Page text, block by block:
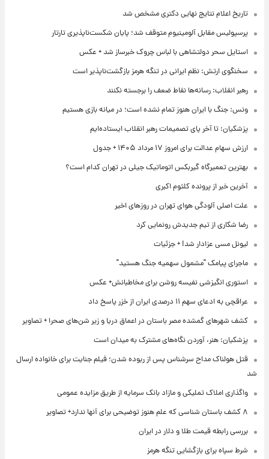
تاریخ اعلام نتایج نهایی دکتری مشخص شد
پرسپولیس مقابل آلومینیوم متوقف شد؛ پایان شکست‌ناپذیری تارتار
استایل سحر دولتشاهی با لباس چروک خبرساز شد + عکس
سخنگوی ارتش: نظم ایرانی در تنگه هرمز بازگشت‌ناپذیر است
رهبر انقلاب: رسانه‌ها نقاط ضعف را برجسته نکنند
ونس: جنگ با ایران هنوز تمام نشده است؛ در میانه بازی هستیم
پزشکیان: تا آخر پای تصمیمات رهبر انقلاب ایستاده‌ایم
ارزش سهام عدالت برای امروز ۱۷ مرداد ۱۴۰۵ + جدول
بهترین تعمیرگاه گیربکس اتوماتیک جیلی در تهران کدام است؟
آخرین خبر از پرونده کلثوم اکبری
علت اصلی آلودگی هوای تهران در روزهای اخیر
رضا شکاری از تیم جدیدش رونمایی کرد
لیونل مسی عزادار شد! + جزئیات
ماجرای پیامک "مشمول سهمیه جنگ هستید"
استوری انگیزشی نفیسه روشن برای مخاطبانش+ عکس
عراقچی به ادعای سهم ۱۱ درصدی ایران از خزر پاسخ داد
کشف شهرهای گمشده مصر باستان در اعماق دریا و زیر شن‌های صحرا + تصاویر
پزشکیان: هنر، آوردن نگاه‌های مشترک به میدان است
قتل هولناک مداح سرشناس پس از ربوده شدن؛ فیلم جنایت برای خانواده ارسال
شد
واگذاری املاک تملیکی و مازاد بانک سرمایه از طریق مزایده عمومی
۸ کشف باستان شناسی که علم هنوز توضیحی برای آنها ندارد+ تصاویر
بررسی رابطه قیمت طلا و دلار در ایران
شرط سپاه برای بازگشایی تنگه هرمز